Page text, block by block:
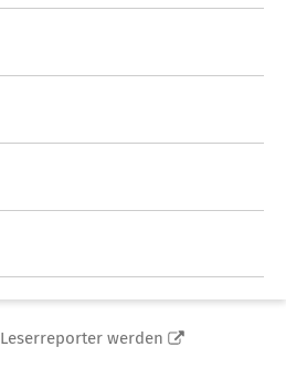
Leserreporter werden